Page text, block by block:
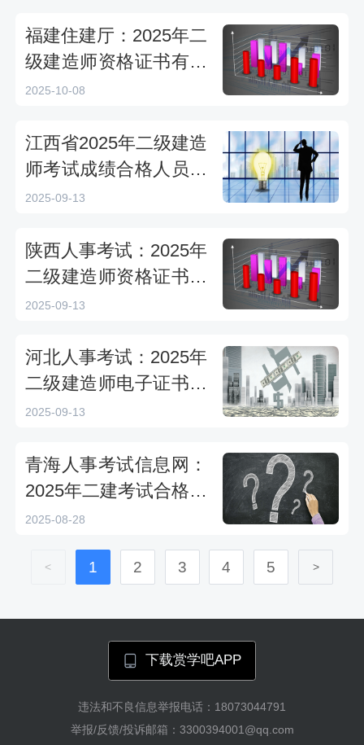
福建住建厅：2025年二
级建造师资格证书有关
事宜通知
2025-10-08
江西省2025年二级建造
师考试成绩合格人员公
示:共7965人
2025-09-13
陕西人事考试：2025年
二级建造师资格证书下
载通知
2025-09-13
河北人事考试：2025年
二级建造师电子证书下
载和打印通知
2025-09-13
青海人事考试信息网：
2025年二建考试合格标
准公布
2025-08-28
< 1 2 3 4 5 >
下载赏学吧APP
违法和不良信息举报电话：18073044791
举报/反馈/投诉邮箱：3300394001@qq.com